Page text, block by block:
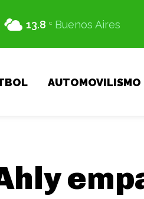
13.8 C Buenos Aires
AUTOMOVILISMO